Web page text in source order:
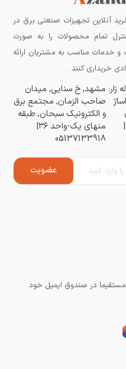
آنلاین تجهیزات صنعتی برق در
تمام محصولات را به صورت
مناسب به مشتریان ارائه
خریداری کنند .
زار: مشهد, خ سنایی, میدان
صاحب الزمان, مجتمع برق
و الکترونیک سبحان, طبقه
منهای یک-واحد ۳۶|
05137133918
در صندوق ایمیل خود